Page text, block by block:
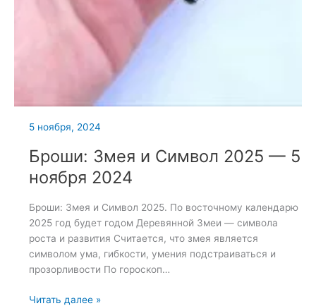
5 ноября, 2024
Броши: Змея и Символ 2025 — 5
ноября 2024
Броши: Змея и Символ 2025. По восточному календарю
2025 год будет годом Деревянной Змеи — символа
роста и развития Считается, что змея является
символом ума, гибкости, умения подстраиваться и
прозорливости По гороскоп…
Броши:
Читать далее »